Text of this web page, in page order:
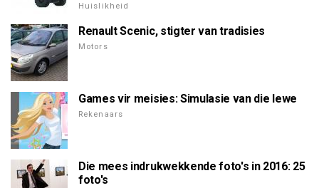
Huislikheid
Renault Scenic, stigter van tradisies
Motors
Games vir meisies: Simulasie van die lewe
Rekenaars
Die mees indrukwekkende foto's in 2016: 25
foto's